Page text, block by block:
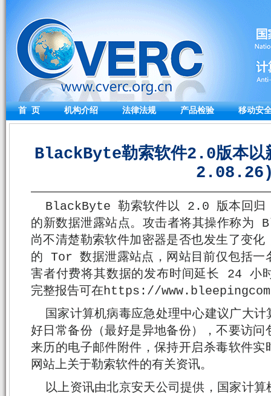
首 页 机构介绍 法律法规 产品检验 移动安
BlackByte勒索软件2.0版本以
BlackByte 勒索软件以 2.0 版本回归
的新数据泄露站点。攻击者将其操作称
尚不清楚勒索软件加密器是否也发生了变
的 Tor 数据泄露站点，网站目前仅包括一
害者付费将其数据的发布时间延长 24 小
完整报告可在https://
国家计算机病毒应急处理中心建议广大
好日常备份（最好是异地备份），不要访
来历的电子邮件附件，保持开启杀毒软件
网站上关于勒索软件的有关资讯。
以上资讯由北京安天公司提供，国家计